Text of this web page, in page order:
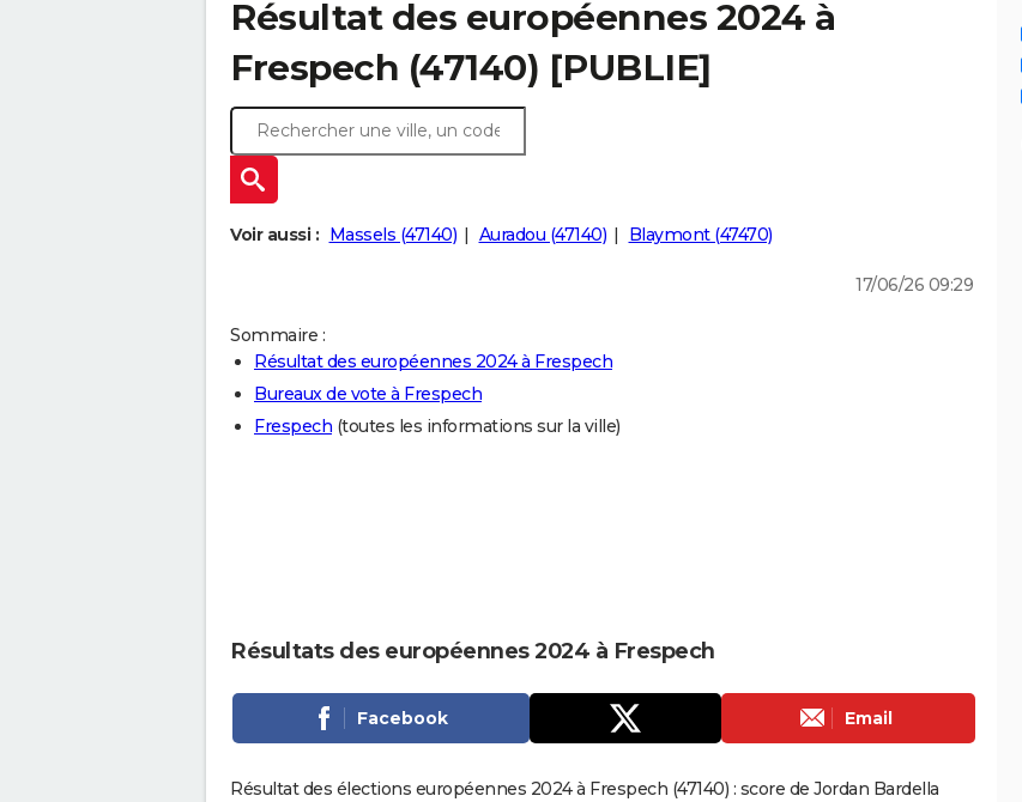
Résultat des européennes 2024 à
Frespech (47140) [PUBLIE]
Voir aussi : Massels (47140) Auradou (47140) Blaymont (47470)
17/06/26 09:29
Sommaire :
Résultat des européennes 2024 à Frespech
Bureaux de vote à Frespech
Frespech (toutes les informations sur la ville)
Résultats des européennes 2024 à Frespech
Facebook Email
Résultat des élections européennes 2024 à Frespech (47140) : score de Jordan Bardella